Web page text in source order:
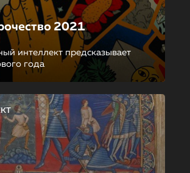
2021
интеллект предсказывает
года